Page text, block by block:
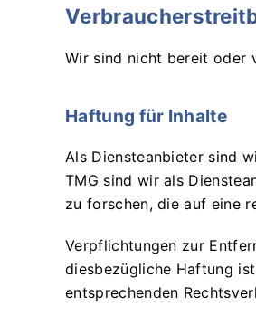
Wir sind nicht bereit oder
Haftung für Inhalte
Als Diensteanbieter sind
TMG sind wir als
zu forschen, die auf eine
Verpflichtungen zur
diesbezügliche Haftung
entsprechenden